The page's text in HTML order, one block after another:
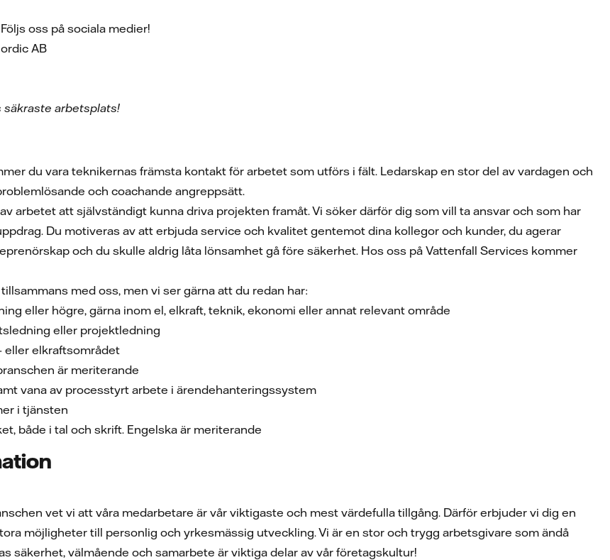
oss på sociala medier!
AB
säkraste arbetsplats!
du vara teknikernas främsta kontakt för arbetet som utförs i fält. Ledarskap en stor del av vardagen och
och coachande angreppsätt.
arbetet att självständigt kunna driva projekten framåt. Vi söker därför dig som vill ta ansvar och som har
Du motiveras av att erbjuda service och kvalitet gentemot dina kollegor och kunder, du agerar
och du skulle aldrig låta lönsamhet gå före säkerhet. Hos oss på Vattenfall Services kommer
med oss, men vi ser gärna att du redan har:
eller högre, gärna inom el, elkraft, teknik, ekonomi eller annat relevant område
eller projektledning
eller elkraftsområdet
är meriterande
vana av processtyrt arbete i ärendehanteringssystem
i tjänsten
både i tal och skrift. Engelska är meriterande
vet vi att våra medarbetare är vår viktigaste och mest värdefulla tillgång. Därför erbjuder vi dig en
möjligheter till personlig och yrkesmässig utveckling. Vi är en stor och trygg arbetsgivare som ändå
säkerhet, välmående och samarbete är viktiga delar av vår företagskultur!